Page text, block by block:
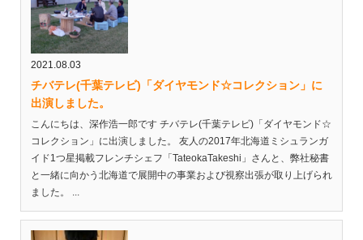
2021.08.03
チバテレ(千葉テレビ)「ダイヤモンド☆コレクション」に
出演しました。
こんにちは、深作浩一郎です チバテレ(千葉テレビ)「ダイヤモンド☆
コレクション」に出演しました。 友人の2017年北海道ミシュランガ
イド1つ星掲載フレンチシェフ「TateokaTakeshi」さんと、弊社秘書
と一緒に向かう北海道で展開中の事業および視察出張が取り上げられ
ました。 ...